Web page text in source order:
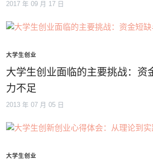
2017 年 09 月 17 日
大学生创业
大学生创业面临的主要挑战：资
力不足
2013 年 07 月 05 日
大学生创业